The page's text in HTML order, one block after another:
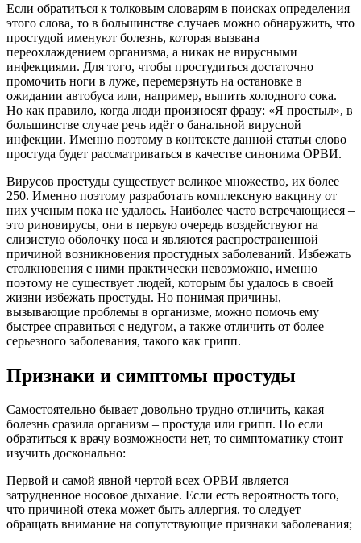
Если обратиться к толковым словарям в поисках определения
этого слова, то в большинстве случаев можно обнаружить, что
простудой именуют болезнь, которая вызвана
переохлаждением организма, а никак не вирусными
инфекциями. Для того, чтобы простудиться достаточно
промочить ноги в луже, перемерзнуть на остановке в
ожидании автобуса или, например, выпить холодного сока.
Но как правило, когда люди произносят фразу: «Я простыл», в
большинстве случае речь идёт о банальной вирусной
инфекции. Именно поэтому в контексте данной статьи слово
простуда будет рассматриваться в качестве синонима ОРВИ.
Вирусов простуды существует великое множество, их более
250. Именно поэтому разработать комплексную вакцину от
них ученым пока не удалось. Наиболее часто встречающиеся –
это риновирусы, они в первую очередь воздействуют на
слизистую оболочку носа и являются распространенной
причиной возникновения простудных заболеваний. Избежать
столкновения с ними практически невозможно, именно
поэтому не существует людей, которым бы удалось в своей
жизни избежать простуды. Но понимая причины,
вызывающие проблемы в организме, можно помочь ему
быстрее справиться с недугом, а также отличить от более
серьезного заболевания, такого как грипп.
Признаки и симптомы простуды
Самостоятельно бывает довольно трудно отличить, какая
болезнь сразила организм – простуда или грипп. Но если
обратиться к врачу возможности нет, то симптоматику стоит
изучить досконально:
Первой и самой явной чертой всех ОРВИ является
затрудненное носовое дыхание. Если есть вероятность того,
что причиной отека может быть аллергия. то следует
обращать внимание на сопутствующие признаки заболевания;